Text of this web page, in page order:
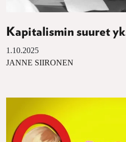
Kapitalismin suuret
1.10.2025
JANNE SIIRONEN